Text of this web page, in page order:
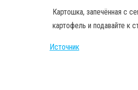
Картошка, запечённая с
картофель и подавайте к
Источник